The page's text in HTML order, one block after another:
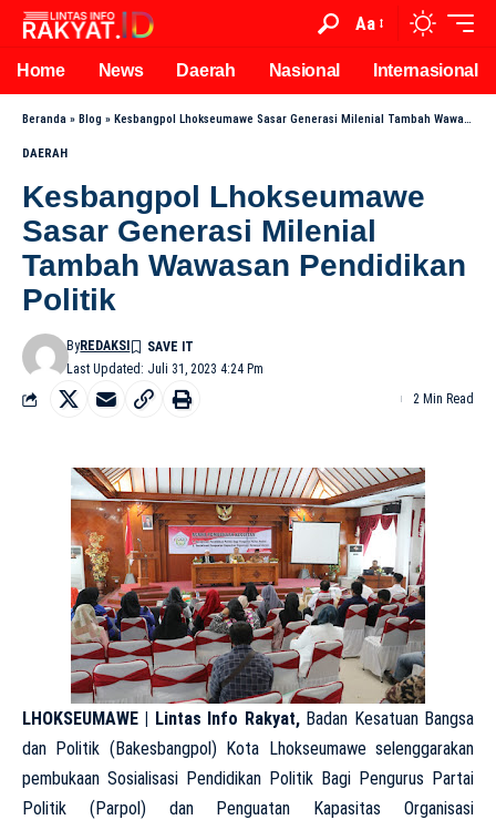
Aa
Home News Daerah Nasional Internasional
Beranda » Blog » Kesbangpol Lhokseumawe Sasar Generasi Milenial Tambah Wawasan Pendidikan Politik
DAERAH
Kesbangpol Lhokseumawe
Sasar Generasi Milenial
Tambah Wawasan Pendidikan
Politik
Last Updated: Juli 31, 2023 4:24 Pm
ByREDAKSI
2 Min Read
LHOKSEUMAWE | Lintas Info Rakyat, Badan Kesatuan Bangsa
dan Politik (Bakesbangpol) Kota Lhokseumawe selenggarakan
pembukaan Sosialisasi Pendidikan Politik Bagi Pengurus Partai
Politik (Parpol) dan Penguatan Kapasitas Organisasi